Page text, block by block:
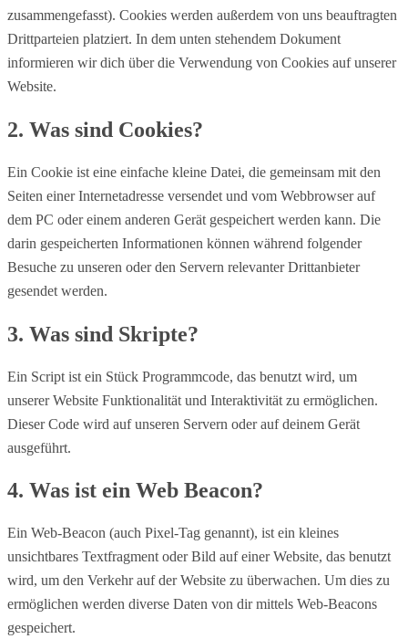
zusammengefasst). Cookies werden außerdem von uns beauftragten
Drittparteien platziert. In dem unten stehendem Dokument
informieren wir dich über die Verwendung von Cookies auf unserer
Website.
2. Was sind Cookies?
Ein Cookie ist eine einfache kleine Datei, die gemeinsam mit den
Seiten einer Internetadresse versendet und vom Webbrowser auf
dem PC oder einem anderen Gerät gespeichert werden kann. Die
darin gespeicherten Informationen können während folgender
Besuche zu unseren oder den Servern relevanter Drittanbieter
gesendet werden.
3. Was sind Skripte?
Ein Script ist ein Stück Programmcode, das benutzt wird, um
unserer Website Funktionalität und Interaktivität zu ermöglichen.
Dieser Code wird auf unseren Servern oder auf deinem Gerät
ausgeführt.
4. Was ist ein Web Beacon?
Ein Web-Beacon (auch Pixel-Tag genannt), ist ein kleines
unsichtbares Textfragment oder Bild auf einer Website, das benutzt
wird, um den Verkehr auf der Website zu überwachen. Um dies zu
ermöglichen werden diverse Daten von dir mittels Web-Beacons
gespeichert.